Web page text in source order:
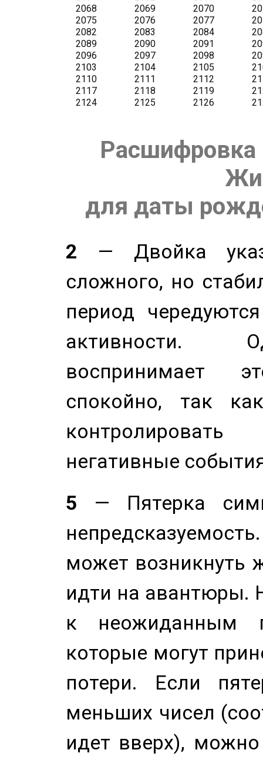
Расшифровка
для даты
2 — Двойка
сложного, но
период
активности.
воспринимает
спокойно, так
негативные
5 — Пятерка
может возникнуть
идти на авантюры.
к неожиданным
которые могут
потери. Если
меньших чисел
идет вверх),